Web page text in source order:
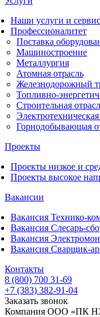
Наши услуги и сервис
Профессионалитет
Поставка
Машиностроение
Металлургия
Атомная отрасль
Железнодорожный
Топливно-
Строительная
Горнодобывающая
Проекты
Проекты низкое и
Проекты высокое
Вакансии
Вакансия Технико-
Вакансия Слесарь-
Вакансия
Вакансия Сварщик-
Контакты
8 (800) 700 31-69
+7 (383) 382-91-04
Заказать звонок
Компания ООО «ПК